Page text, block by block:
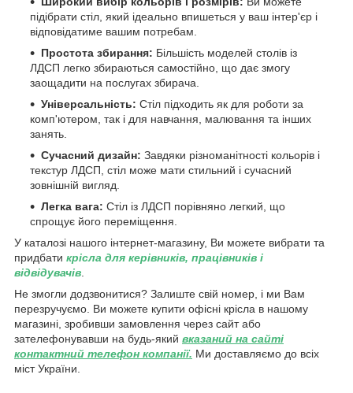
підібрати стіл, який ідеально впишеться у ваш інтер'єр і
відповідатиме вашим потребам.
Простота збирання: Більшість моделей столів із
ЛДСП легко збираються самостійно, що дає змогу
заощадити на послугах збирача.
Універсальність: Стіл підходить як для роботи за
комп'ютером, так і для навчання, малювання та інших
занять.
Сучасний дизайн: Завдяки різноманітності кольорів і
текстур ЛДСП, стіл може мати стильний і сучасний
зовнішній вигляд.
Легка вага: Стіл із ЛДСП порівняно легкий, що
спрощує його переміщення.
У каталозі нашого інтернет-магазину, Ви можете вибрати та
придбати крісла для керівників, працівників і
відвідувачів
Не змогли додзвонитися? Залиште свій номер, і ми Вам
перезручуємо. Ви можете купити офісні крісла в нашому
магазині, зробивши замовлення через сайт або
зателефонувавши на будь-який вказаний на сайті
контактний телефон компанії. Ми доставляємо до всіх
міст України.